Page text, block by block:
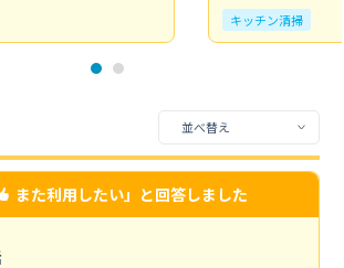
キッチン清掃
また利用したい」と回答しました